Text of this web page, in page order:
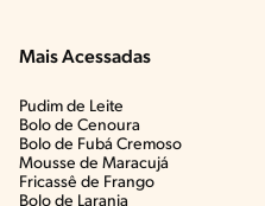
Mais Acessadas
Pudim de Leite
Bolo de Cenoura
Bolo de Fubá Cremoso
Mousse de Maracujá
Fricassê de Frango
Bolo de Laranja